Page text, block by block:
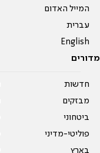
המייל האדום
עברית
English
מדורים
חדשות
מבזקים
ביטחוני
פוליטי-מדיני
בארץ